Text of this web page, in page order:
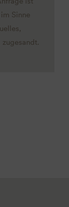
Sinne